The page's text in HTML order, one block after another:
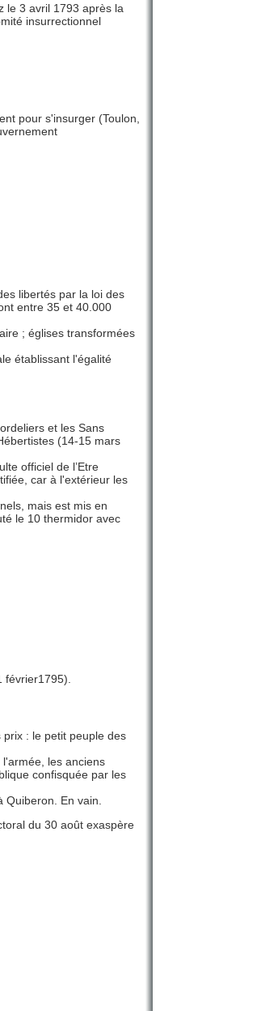
le 3 avril 1793 après la
insurrectionnel
pour s'insurger (Toulon,
libertés par la loi des
entre 35 et 40.000
; églises transformées
établissant l'égalité
et les Sans
(14-15 mars
officiel de l’Etre
car à l'extérieur les
mais est mis en
le 10 thermidor avec
février1795).
: le petit peuple des
les anciens
confisquée par les
En vain.
du 30 août exaspère